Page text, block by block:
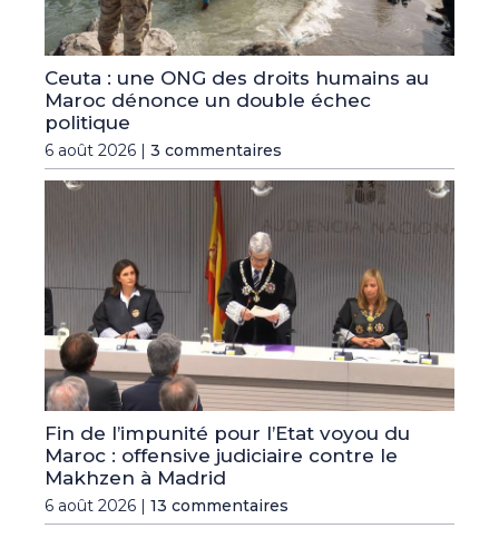
Ceuta : une ONG des droits humains au
Maroc dénonce un double échec
politique
6 août 2026 | 3 commentaires
Fin de l’impunité pour l’Etat voyou du
Maroc : offensive judiciaire contre le
Makhzen à Madrid
6 août 2026 | 13 commentaires